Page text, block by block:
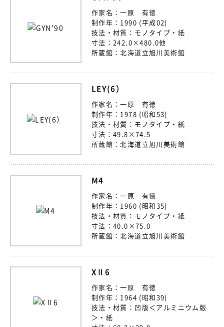
作家名：一原 有徳
制作年： 1990 (平成02)
技法・材質： モノタイプ・紙
寸法： 242.0×480.0他
所蔵館：北海道立旭川美術館
LEY(6）
作家名：一原 有徳
制作年： 1978 (昭和53)
技法・材質： モノタイプ・紙
寸法： 49.8×74.5
所蔵館：北海道立旭川美術館
M4
作家名：一原 有徳
制作年： 1960 (昭和35)
技法・材質： モノタイプ・紙
寸法： 40.0×75.0
所蔵館：北海道立旭川美術館
XⅡ6
作家名：一原 有徳
制作年： 1964 (昭和39)
技法・材質： 凹版＜アルミニウム版
＞・紙